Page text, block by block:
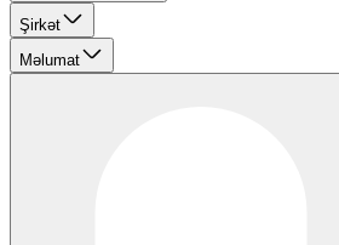
Şirkət
Məlumat